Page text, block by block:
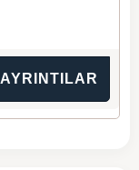
AYRINTILAR